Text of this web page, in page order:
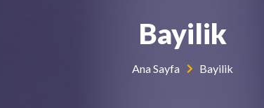
Bayilik
Ana Sayfa Bayilik